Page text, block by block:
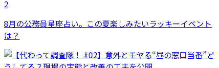
2
8月の公務員星座占い。この夏楽しみたいラッキーイベント
は？